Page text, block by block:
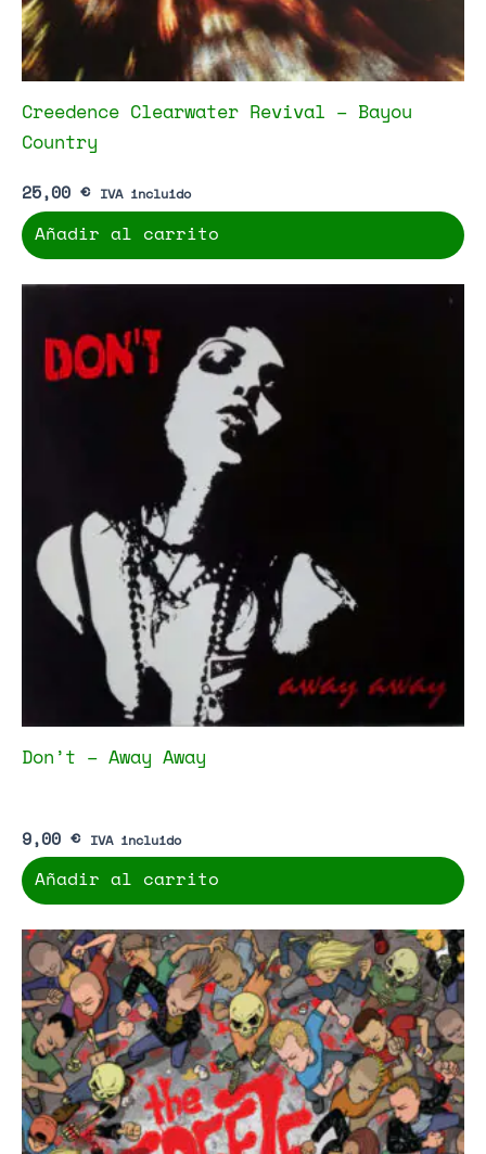
Creedence Clearwater Revival – Bayou
Country
25,00 € IVA incluido
Añadir al carrito
Don’t – Away Away
9,00 € IVA incluido
Añadir al carrito